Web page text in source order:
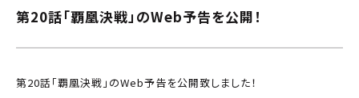
第20話「覇凰決戦」のWeb予告を公開！
第20話「覇凰決戦」のWeb予告を公開致しました！